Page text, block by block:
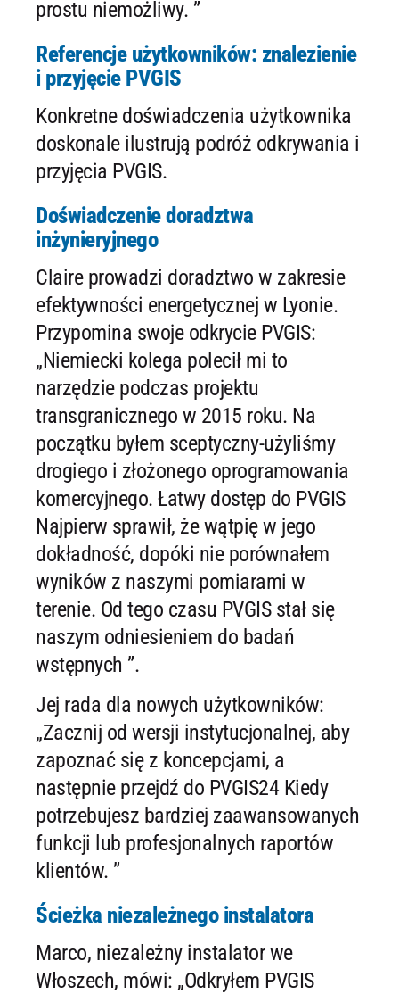
prostu niemożliwy. ”
Referencje użytkowników: znalezienie
i przyjęcie PVGIS
Konkretne doświadczenia użytkownika
doskonale ilustrują podróż odkrywania i
przyjęcia PVGIS.
Doświadczenie doradztwa
inżynieryjnego
Claire prowadzi doradztwo w zakresie
efektywności energetycznej w Lyonie.
Przypomina swoje odkrycie PVGIS:
„Niemiecki kolega polecił mi to
narzędzie podczas projektu
transgranicznego w 2015 roku. Na
początku byłem sceptyczny-użyliśmy
drogiego i złożonego oprogramowania
komercyjnego. Łatwy dostęp do PVGIS
Najpierw sprawił, że wątpię w jego
dokładność, dopóki nie porównałem
wyników z naszymi pomiarami w
terenie. Od tego czasu PVGIS stał się
naszym odniesieniem do badań
wstępnych ”.
Jej rada dla nowych użytkowników:
„Zacznij od wersji instytucjonalnej, aby
zapoznać się z koncepcjami, a
następnie przejdź do PVGIS24 Kiedy
potrzebujesz bardziej zaawansowanych
funkcji lub profesjonalnych raportów
klientów. ”
Ścieżka niezależnego instalatora
Marco, niezależny instalator we
Włoszech, mówi: „Odkryłem PVGIS